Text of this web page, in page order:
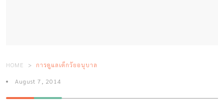
HOME การดูแลเด็กวัยอนุบาล
August 7, 2014